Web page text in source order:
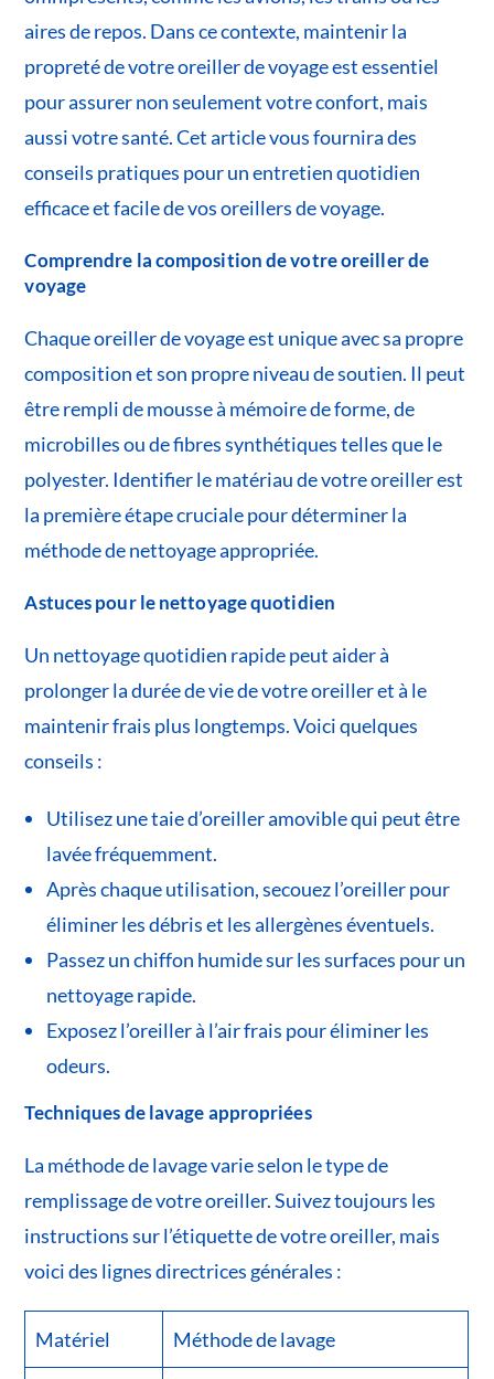
aires de repos. Dans ce contexte, maintenir la
propreté de votre oreiller de voyage est essentiel
pour assurer non seulement votre confort, mais
aussi votre santé. Cet article vous fournira des
conseils pratiques pour un entretien quotidien
efficace et facile de vos oreillers de voyage.
Comprendre la composition de votre oreiller de
voyage
Chaque oreiller de voyage est unique avec sa propre
composition et son propre niveau de soutien. Il peut
être rempli de mousse à mémoire de forme, de
microbilles ou de fibres synthétiques telles que le
polyester. Identifier le matériau de votre oreiller est
la première étape cruciale pour déterminer la
méthode de nettoyage appropriée.
Astuces pour le nettoyage quotidien
Un nettoyage quotidien rapide peut aider à
prolonger la durée de vie de votre oreiller et à le
maintenir frais plus longtemps. Voici quelques
conseils :
Utilisez une taie d’oreiller amovible qui peut être
lavée fréquemment.
Après chaque utilisation, secouez l’oreiller pour
éliminer les débris et les allergènes éventuels.
Passez un chiffon humide sur les surfaces pour un
nettoyage rapide.
Exposez l’oreiller à l’air frais pour éliminer les
odeurs.
Techniques de lavage appropriées
La méthode de lavage varie selon le type de
remplissage de votre oreiller. Suivez toujours les
instructions sur l’étiquette de votre oreiller, mais
voici des lignes directrices générales :
Matériel Méthode de lavage